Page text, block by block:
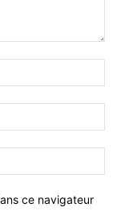
ce navigateur